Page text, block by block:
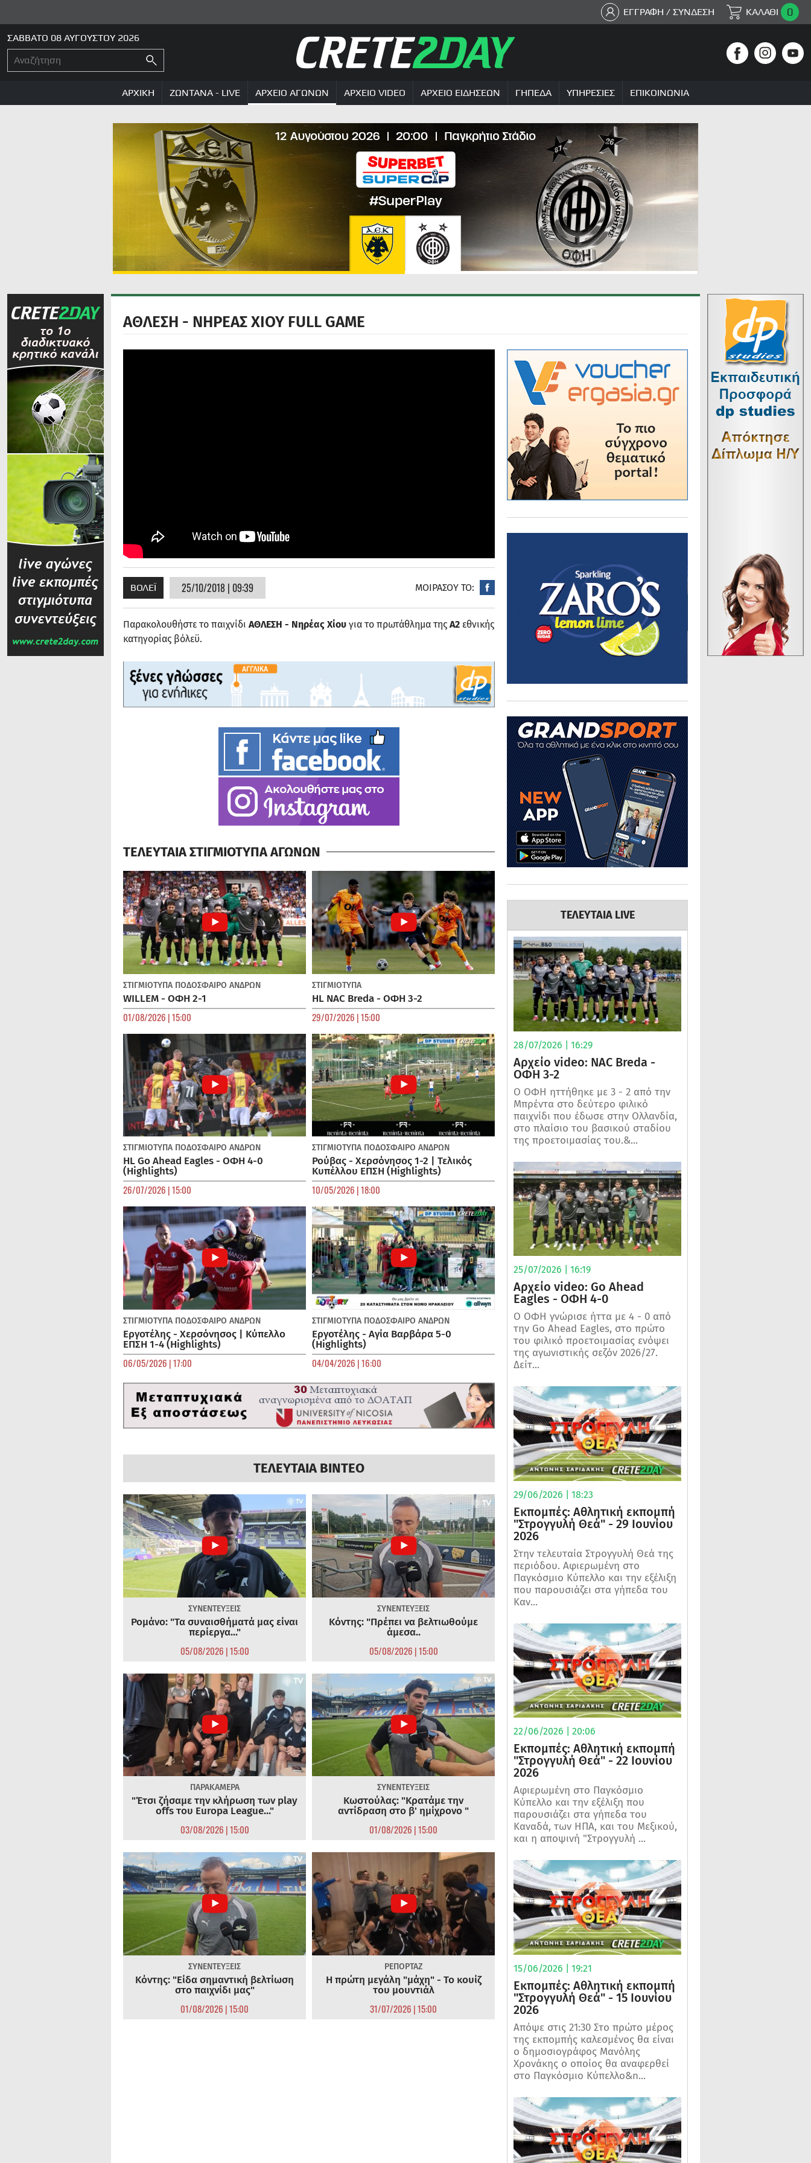
ΕΓΓΡΑΦΗ / ΣΥΝΔΕΣΗ ΚΑΛΑΘΙ 0
ΣΑΒΒΑΤΟ 08 ΑΥΓΟΥΣΤΟΥ 2026
ΑΡΧΙΚΗ ΖΩΝΤΑΝΑ - LIVE ΑΡΧΕΙΟ ΑΓΩΝΩΝ ΑΡΧΕΙΟ VIDEO ΑΡΧΕΙΟ ΕΙΔΗΣΕΩΝ ΓΗΠΕΔΑ ΥΠΗΡΕΣΙΕΣ ΕΠΙΚΟΙΝΩΝΙΑ
ΑΘΛΕΣΗ - ΝΗΡΕΑΣ ΧΙΟΥ FULL GAME
ΒΟΛΕΪ 25/10/2018 | 09:39 ΜΟΙΡΑΣΟΥ ΤΟ:
Παρακολουθήστε το παιχνίδι ΑΘΛΕΣΗ - Νηρέας Χίου για το πρωτάθλημα της Α2 εθνικής
κατηγορίας βόλεϋ.
ΤΕΛΕΥΤΑΙΑ ΣΤΙΓΜΙΟΤΥΠΑ ΑΓΩΝΩΝ
ΣΤΙΓΜΙΟΤΥΠΑ ΠΟΔΌΣΦΑΙΡΟ ΑΝΔΡΏΝ
WILLEM - ΟΦΗ 2-1
01/08/2026 | 15:00
ΣΤΙΓΜΙΟΤΥΠΑ
HL NAC Breda - ΟΦΗ 3-2
29/07/2026 | 15:00
ΣΤΙΓΜΙΟΤΥΠΑ ΠΟΔΌΣΦΑΙΡΟ ΑΝΔΡΏΝ
HL Go Ahead Eagles - ΟΦΗ 4-0
(Highlights)
26/07/2026 | 15:00
ΣΤΙΓΜΙΟΤΥΠΑ ΠΟΔΌΣΦΑΙΡΟ ΑΝΔΡΏΝ
Ρούβας - Χερσόνησος 1-2 | Τελικός
Κυπέλλου ΕΠΣΗ (Highlights)
10/05/2026 | 18:00
ΣΤΙΓΜΙΟΤΥΠΑ ΠΟΔΌΣΦΑΙΡΟ ΑΝΔΡΏΝ
Εργοτέλης - Χερσόνησος | Κύπελλο
ΕΠΣΗ 1-4 (Highlights)
06/05/2026 | 17:00
ΣΤΙΓΜΙΟΤΥΠΑ ΠΟΔΌΣΦΑΙΡΟ ΑΝΔΡΏΝ
Εργοτέλης - Αγία Βαρβάρα 5-0
(Highlights)
04/04/2026 | 16:00
ΤΕΛΕΥΤΑΙΑ ΒΙΝΤΕΟ
ΣΥΝΕΝΤΕΥΞΕΙΣ
Ρομάνο: "Τα συναισθήματά μας είναι
περίεργα..."
05/08/2026 | 15:00
ΣΥΝΕΝΤΕΥΞΕΙΣ
Κόντης: "Πρέπει να βελτιωθούμε
άμεσα..
05/08/2026 | 15:00
ΠΑΡΑΚΑΜΕΡΑ
"Έτσι ζήσαμε την κλήρωση των play
offs του Europa League..."
03/08/2026 | 15:00
ΣΥΝΕΝΤΕΥΞΕΙΣ
Κωστούλας: "Κρατάμε την
αντίδραση στο β' ημίχρονο "
01/08/2026 | 15:00
ΣΥΝΕΝΤΕΥΞΕΙΣ
Κόντης: "Είδα σημαντική βελτίωση
στο παιχνίδι μας"
01/08/2026 | 15:00
ΡΕΠΟΡΤΑΖ
Η πρώτη μεγάλη "μάχη" - Το κουίζ
του μουντιάλ
31/07/2026 | 15:00
ΤΕΛΕΥΤΑΙΑ LIVE
28/07/2026 | 16:29
Αρχείο video: NAC Breda -
ΟΦΗ 3-2
Ο ΟΦΗ ηττήθηκε με 3 - 2 από την
Μπρέντα στο δεύτερο φιλικό
παιχνίδι που έδωσε στην Ολλανδία,
στο πλαίσιο του βασικού σταδίου
της προετοιμασίας του.&...
25/07/2026 | 16:19
Αρχείο video: Go Ahead
Eagles - ΟΦΗ 4-0
Ο ΟΦΗ γνώρισε ήττα με 4 - 0 από
την Go Ahead Eagles, στο πρώτο
του φιλικό προετοιμασίας ενόψει
της αγωνιστικής σεζόν 2026/27.
Δείτ...
29/06/2026 | 18:23
Εκπομπές: Αθλητική εκπομπή
"Στρογγυλή Θεά" - 29 Ιουνίου
2026
Στην τελευταία Στρογγυλή Θεά της
περιόδου. Αφιερωμένη στο
Παγκόσμιο Κύπελλο και την εξέλιξη
που παρουσιάζει στα γήπεδα του
Καν...
22/06/2026 | 20:06
Εκπομπές: Αθλητική εκπομπή
"Στρογγυλή Θεά" - 22 Ιουνίου
2026
Αφιερωμένη στο Παγκόσμιο
Κύπελλο και την εξέλιξη που
παρουσιάζει στα γήπεδα του
Καναδά, των ΗΠΑ, και του Μεξικού,
και η αποψινή "Στρογγυλή ...
15/06/2026 | 19:21
Εκπομπές: Αθλητική εκπομπή
"Στρογγυλή Θεά" - 15 Ιουνίου
2026
Απόψε στις 21:30 Στο πρώτο μέρος
της εκπομπής καλεσμένος θα είναι
ο δημοσιογράφος Μανόλης
Χρονάκης ο οποίος θα αναφερθεί
στο Παγκόσμιο Κύπελλο&n...